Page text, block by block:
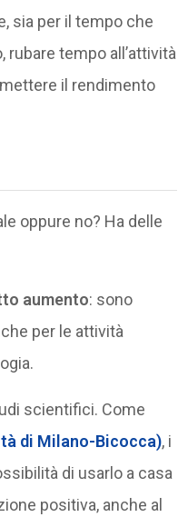
sia per il tempo che
tempo all’attività
il rendimento
oppure no? Ha delle
aumento: sono
per le attività
scientifici. Come
di Milano-Bicocca), i
di usarlo a casa
positiva, anche al